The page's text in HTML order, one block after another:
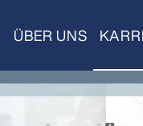
ÜBER UNS